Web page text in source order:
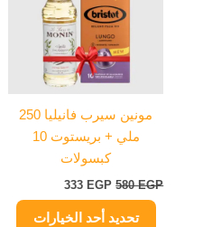
مونين سيرب فانيليا 250
ملي + بريستوت 10
كبسولات
580EGP
333 EGP
تحديد أحد الخيارات
الأشكال
اختيار
الخيارات
صفحة
المنتج